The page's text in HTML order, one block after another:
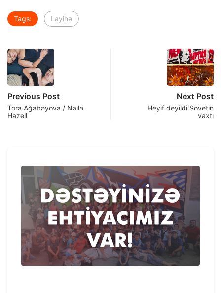
Tags: Layihə
Previous Post
Tora Ağabəyova / Nailə
Hazell
Next Post
Heyif deyildi Sovetin
vaxtı